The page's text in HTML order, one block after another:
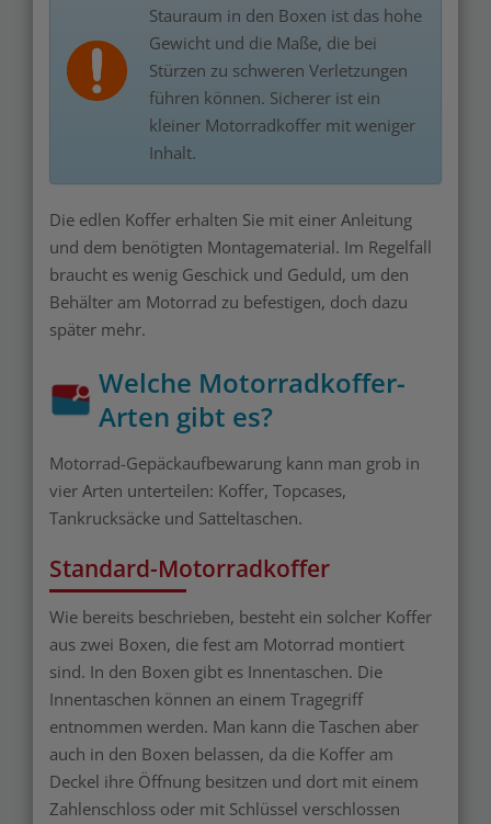
Stauraum in den Boxen ist das hohe
Gewicht und die Maße, die bei
Stürzen zu schweren Verletzungen
führen können. Sicherer ist ein
kleiner Motorradkoffer mit weniger
Inhalt.
Die edlen Koffer erhalten Sie mit einer Anleitung
und dem benötigten Montagematerial. Im Regelfall
braucht es wenig Geschick und Geduld, um den
Behälter am Motorrad zu befestigen, doch dazu
später mehr.
Welche Motorradkoffer-
Arten gibt es?
Motorrad-Gepäckaufbewarung kann man grob in
vier Arten unterteilen: Koffer, Topcases,
Tankrucksäcke und Satteltaschen.
Standard-Motorradkoffer
Wie bereits beschrieben, besteht ein solcher Koffer
aus zwei Boxen, die fest am Motorrad montiert
sind. In den Boxen gibt es Innentaschen. Die
Innentaschen können an einem Tragegriff
entnommen werden. Man kann die Taschen aber
auch in den Boxen belassen, da die Koffer am
Deckel ihre Öffnung besitzen und dort mit einem
Zahlenschloss oder mit Schlüssel verschlossen